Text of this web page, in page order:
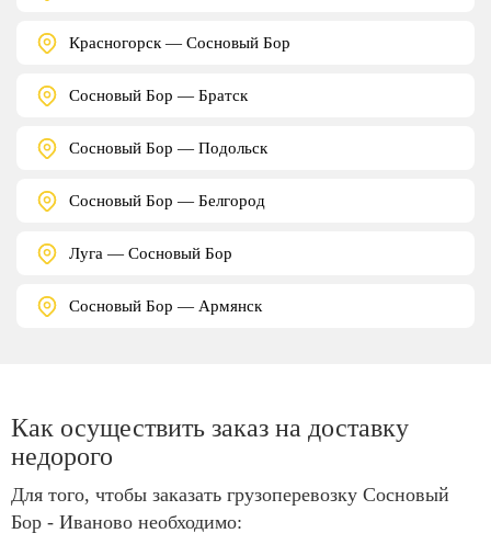
Красногорск — Сосновый Бор
Сосновый Бор — Братск
Сосновый Бор — Подольск
Сосновый Бор — Белгород
Луга — Сосновый Бор
Сосновый Бор — Армянск
Как осуществить заказ на доставку
недорого
Для того, чтобы заказать грузоперевозку Сосновый
Бор - Иваново необходимо: